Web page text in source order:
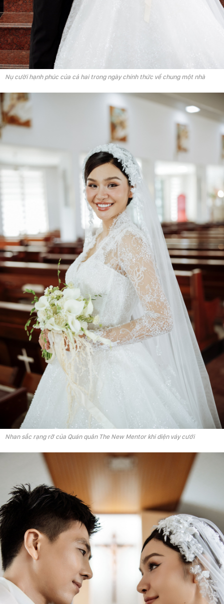
Nụ cười hạnh phúc của cả hai trong ngày chính thức về chung một nhà
Nhan sắc rạng rỡ của Quán quân The New Mentor khi diện váy cưới